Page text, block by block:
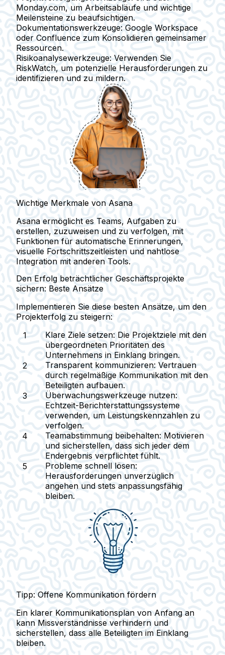
Monday.com, um Arbeitsabläufe und wichtige
Meilensteine zu beaufsichtigen.
Dokumentationswerkzeuge: Google Workspace
oder Confluence zum Konsolidieren gemeinsamer
Ressourcen.
Risikoanalysewerkzeuge: Verwenden Sie
RiskWatch, um potenzielle Herausforderungen zu
identifizieren und zu mildern.
Wichtige Merkmale von Asana
Asana ermöglicht es Teams, Aufgaben zu
erstellen, zuzuweisen und zu verfolgen, mit
Funktionen für automatische Erinnerungen,
visuelle Fortschrittszeitleisten und nahtlose
Integration mit anderen Tools.
Den Erfolg beträchtlicher Geschäftsprojekte
sichern: Beste Ansätze
Implementieren Sie diese besten Ansätze, um den
Projekterfolg zu steigern:
Klare Ziele setzen: Die Projektziele mit den
übergeordneten Prioritäten des
Unternehmens in Einklang bringen.
Transparent kommunizieren: Vertrauen
durch regelmäßige Kommunikation mit den
Beteiligten aufbauen.
Überwachungswerkzeuge nutzen:
Echtzeit-Berichterstattungssysteme
verwenden, um Leistungskennzahlen zu
verfolgen.
Teamabstimmung beibehalten: Motivieren
und sicherstellen, dass sich jeder dem
Endergebnis verpflichtet fühlt.
Probleme schnell lösen:
Herausforderungen unverzüglich
angehen und stets anpassungsfähig
bleiben.
Tipp: Offene Kommunikation fördern
Ein klarer Kommunikationsplan von Anfang an
kann Missverständnisse verhindern und
sicherstellen, dass alle Beteiligten im Einklang
bleiben.